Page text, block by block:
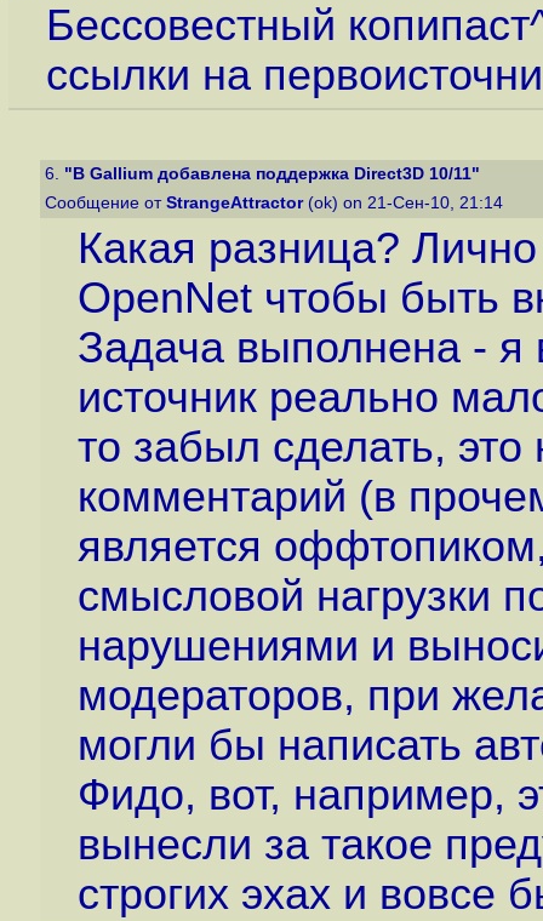
Бессовестный
ссылки на
6. "В Gallium добавлена поддержка Direct3D 10/11"
Сообщение от StrangeAttractor(ok) on 21-Сен-10, 21:14
Какая разница?
OpenNet чтобы быть
Задача выполнена - я
источник реально
то забыл сделать,
комментарий (в
является
смысловой нагрузки
нарушениями и
модераторов, при
могли бы написать
Фидо, вот, например,
вынесли за такое
строгих эхах и вовсе